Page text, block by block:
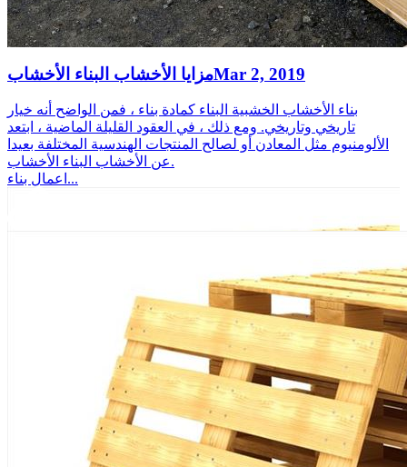
مزايا الأخشاب البناء الأخشابMar 2, 2019
بناء الأخشاب الخشبية البناء كمادة بناء ، فمن الواضح أنه خيار
تاريخي وتاريخي. ومع ذلك ، في العقود القليلة الماضية ، ابتعد
الألومنيوم مثل المعادن أو لصالح المنتجات الهندسية المختلفة بعيدا
عن الأخشاب البناء الأخشاب.
اعمال بناء...